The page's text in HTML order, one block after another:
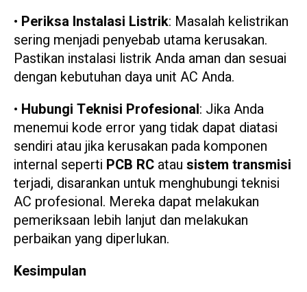
• Periksa Instalasi Listrik: Masalah kelistrikan
sering menjadi penyebab utama kerusakan.
Pastikan instalasi listrik Anda aman dan sesuai
dengan kebutuhan daya unit AC Anda.
• Hubungi Teknisi Profesional: Jika Anda
menemui kode error yang tidak dapat diatasi
sendiri atau jika kerusakan pada komponen
internal seperti PCB RC atau sistem transmisi
terjadi, disarankan untuk menghubungi teknisi
AC profesional. Mereka dapat melakukan
pemeriksaan lebih lanjut dan melakukan
perbaikan yang diperlukan.
Kesimpulan